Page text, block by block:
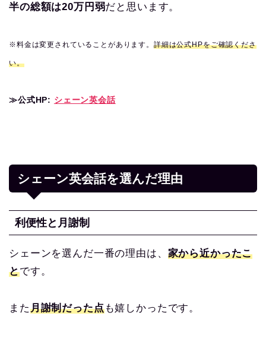
半の総額は20万円弱だと思います。
※料金は変更されていることがあります。 詳細は公式HPをご確認くださ
い。
≫公式HP: シェーン英会話
シェーン英会話を選んだ理由
利便性と月謝制
シェーンを選んだ一番の理由は、 家から近かったこ
とです。
また月謝制だった点も嬉しかったです。